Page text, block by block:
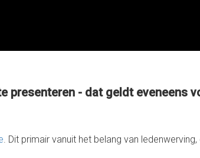
- dat geldt eveneens
. Dit primair vanuit het belang van ledenwerving,